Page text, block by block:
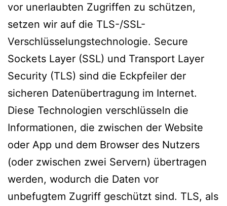
vor unerlaubten Zugriffen zu schützen,
setzen wir auf die TLS-/SSL-
Verschlüsselungstechnologie. Secure
Sockets Layer (SSL) und Transport Layer
Security (TLS) sind die Eckpfeiler der
sicheren Datenübertragung im Internet.
Diese Technologien verschlüsseln die
Informationen, die zwischen der Website
oder App und dem Browser des Nutzers
(oder zwischen zwei Servern) übertragen
werden, wodurch die Daten vor
unbefugtem Zugriff geschützt sind. TLS, als